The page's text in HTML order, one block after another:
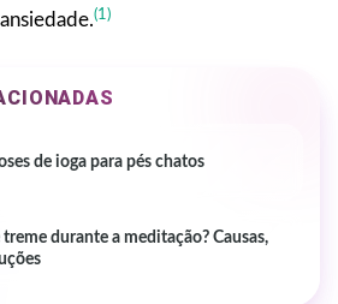
(1)
de ioga para pés chatos
treme durante a meditação? Causas,